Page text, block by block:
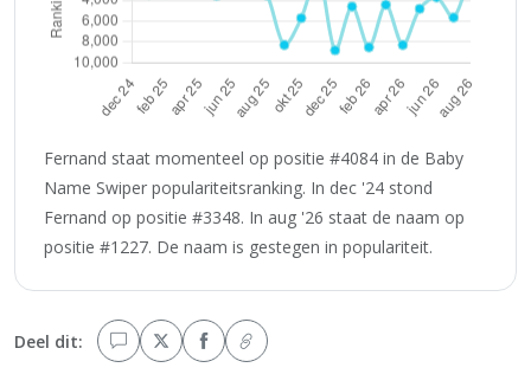
Fernand staat momenteel op positie #4084 in de Baby
Name Swiper populariteitsranking. In dec '24 stond
Fernand op positie #3348. In aug '26 staat de naam op
positie #1227. De naam is gestegen in populariteit.
Deel dit: